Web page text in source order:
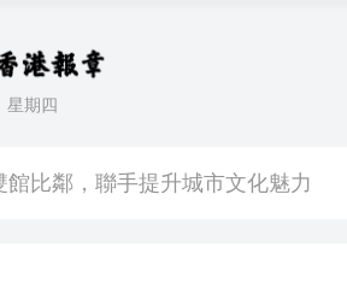
星期四
蹟 科技美術雙館比鄰，聯手提升城市文化魅力